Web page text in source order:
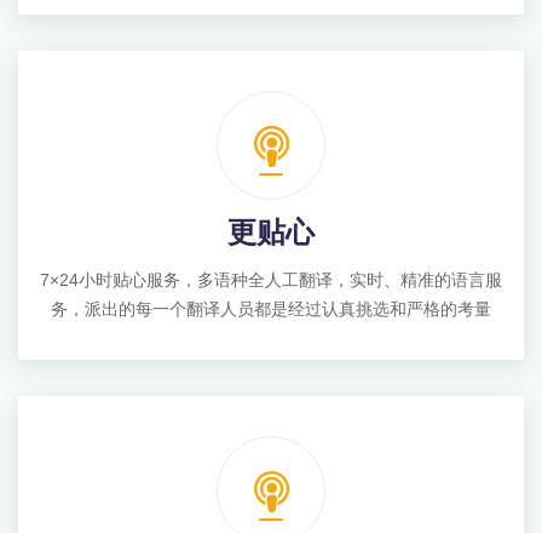
更贴心
7×24小时贴心服务，多语种全人工翻译，实时、精准的语言服
务，派出的每一个翻译人员都是经过认真挑选和严格的考量